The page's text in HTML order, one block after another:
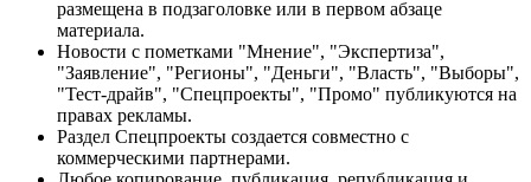
размещена в подзаголовке или в первом абзаце
материала.
Новости с пометками "Мнение", "Экспертиза",
"Заявление", "Регионы", "Деньги", "Власть", "Выборы",
"Тест-драйв", "Спецпроекты", "Промо" публикуются на
правах рекламы.
Раздел Спецпроекты создается совместно с
коммерческими партнерами.